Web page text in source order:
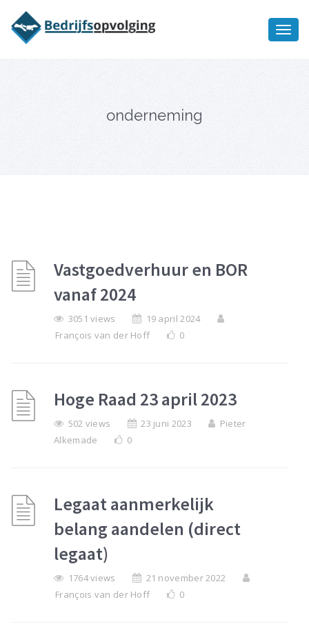
onderneming
Vastgoedverhuur en BOR
vanaf 2024
3051 views
19 april 2024
François van der Hoff
0
Hoge Raad 23 april 2023
502 views 23 juni 2023
Pieter
Alkemade
0
Legaat aanmerkelijk
belang aandelen (direct
legaat)
1764 views
21 november 2022
François van der Hoff
0
bedrijfsopvolging voor fiscaal
juridisch advies
Ik wil meer informatie